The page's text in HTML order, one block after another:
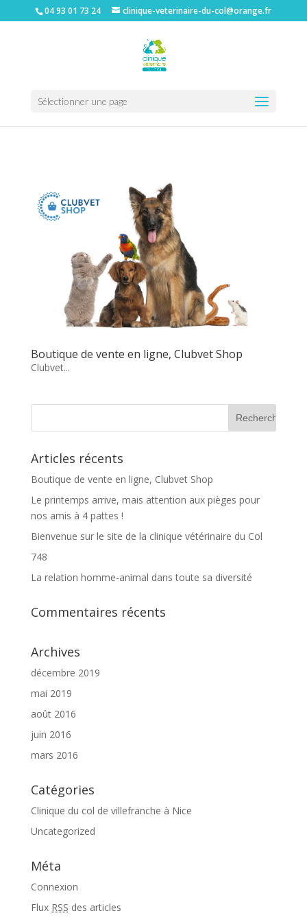
clinique vétérinaire à Nice|clinique vétérinaire 06|tarifs vétérinaire à Nice|clinique vétérinaire col de villefranche|castration chats et chiens à
04 93 01 73 24 clinique-veterinaire-du-col@orange.fr
Sélectionner une page
Boutique de vente en ligne, Clubvet Shop
Clubvet...
Articles récents
Boutique de vente en ligne, Clubvet Shop
Le printemps arrive, mais attention aux pièges pour
nos amis à 4 pattes !
Bienvenue sur le site de la clinique vétérinaire du Col
748
La relation homme-animal dans toute sa diversité
Commentaires récents
Archives
décembre 2019
mai 2019
août 2016
juin 2016
mars 2016
Catégories
Clinique du col de villefranche à Nice
Uncategorized
Méta
Connexion
Flux RSS des articles